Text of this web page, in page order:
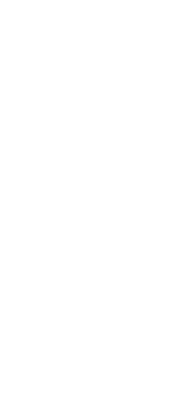
(délka 25 m), bar, terasa s
Janeiro.